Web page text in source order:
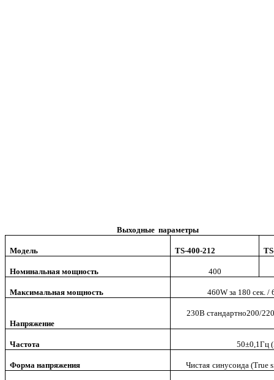
Выходные параметры
Модель TS-400-212
Номинальная мощность 400
Максимальная мощность 460W за 180 сек. /
Напряжение
230В стандартно200/
Частота 50±0,1Гц
Форма напряжения Чистая синусоида (True